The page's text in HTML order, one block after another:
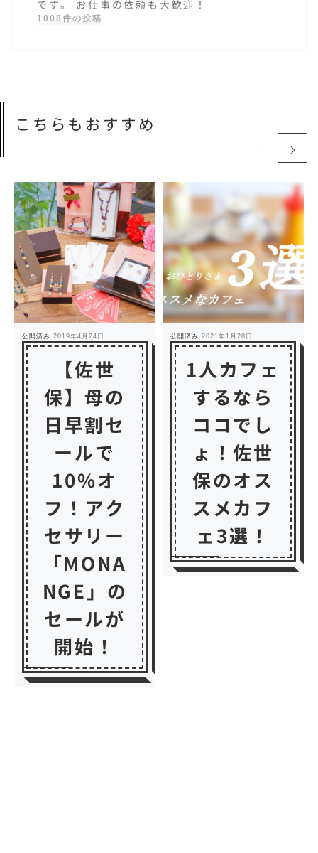
です。 お仕事の依頼も大歓迎！
1008件の投稿
こちらもおすすめ
公開済み 2019年4月24日
【佐世
保】母の
日早割セ
ールで
10%オ
フ！アク
セサリー
「MONA
NGE」の
セールが
開始！
公開済み 2021年1月28日
1人カフェ
するなら
ココでし
ょ！佐世
保のオス
スメカフ
ェ3選！